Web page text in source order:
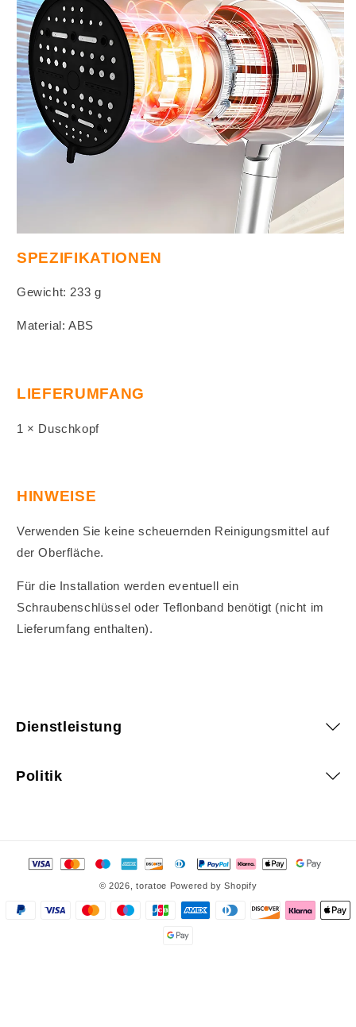
SPEZIFIKATIONEN
Gewicht: 233 g
Material: ABS
LIEFERUMFANG
1 × Duschkopf
HINWEISE
Verwenden Sie keine scheuernden Reinigungsmittel auf
der Oberfläche.
Für die Installation werden eventuell ein
Schraubenschlüssel oder Teflonband benötigt (nicht im
Lieferumfang enthalten).
Dienstleistung
Politik
Zahlungsmethoden
© 2026,toratoe Powered by Shopify